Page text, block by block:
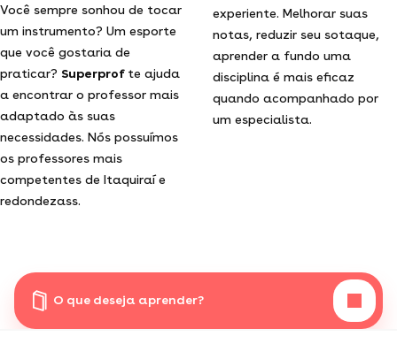
Você sempre sonhou de tocar
um instrumento? Um esporte
que você gostaria de
praticar? Superprof te ajuda
a encontrar o professor mais
adaptado às suas
necessidades. Nós possuímos
os professores mais
competentes de Itaquiraí e
redondezass.
experiente. Melhorar suas
notas, reduzir seu sotaque,
aprender a fundo uma
disciplina é mais eficaz
quando acompanhado por
um especialista.
O que deseja aprender?